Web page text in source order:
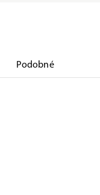
Podobné